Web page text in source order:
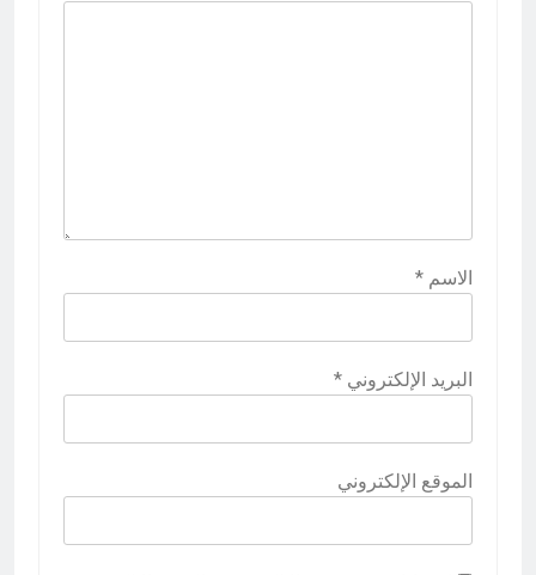
الاسم *
البريد الإلكتروني *
الموقع الإلكتروني